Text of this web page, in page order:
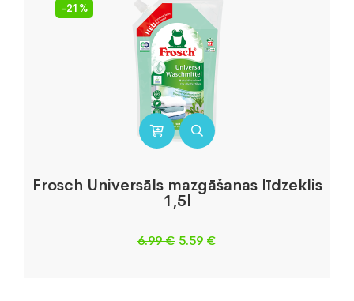
-21%
Frosch Universāls mazgāšanas līdzeklis
1,5l
6.99€ Original
5.59 €